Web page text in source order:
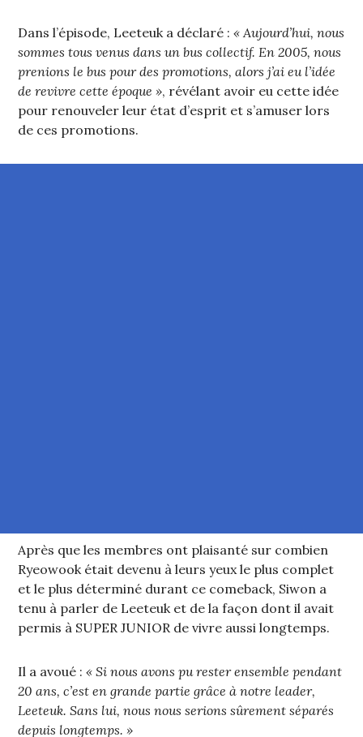
Dans l’épisode, Leeteuk a déclaré :« Aujourd’hui, nous
sommes tous venus dans un bus collectif. En 2005, nous
prenions le bus pour des promotions, alors j’ai eu l’idée
de revivre cette époque », révélant avoir eu cette idée
pour renouveler leur état d’esprit et s’amuser lors
de ces promotions.
Après que les membres ont plaisanté sur combien
Ryeowook était devenu à leurs yeux le plus complet
et le plus déterminé durant ce comeback, Siwon a
tenu à parler de Leeteuk et de la façon dont il avait
permis à SUPER JUNIOR de vivre aussi longtemps.
Il a avoué :« Si nous avons pu rester ensemble pendant
20 ans, c’est en grande partie grâce à notre leader,
Leeteuk. Sans lui, nous nous serions sûrement séparés
depuis longtemps. »